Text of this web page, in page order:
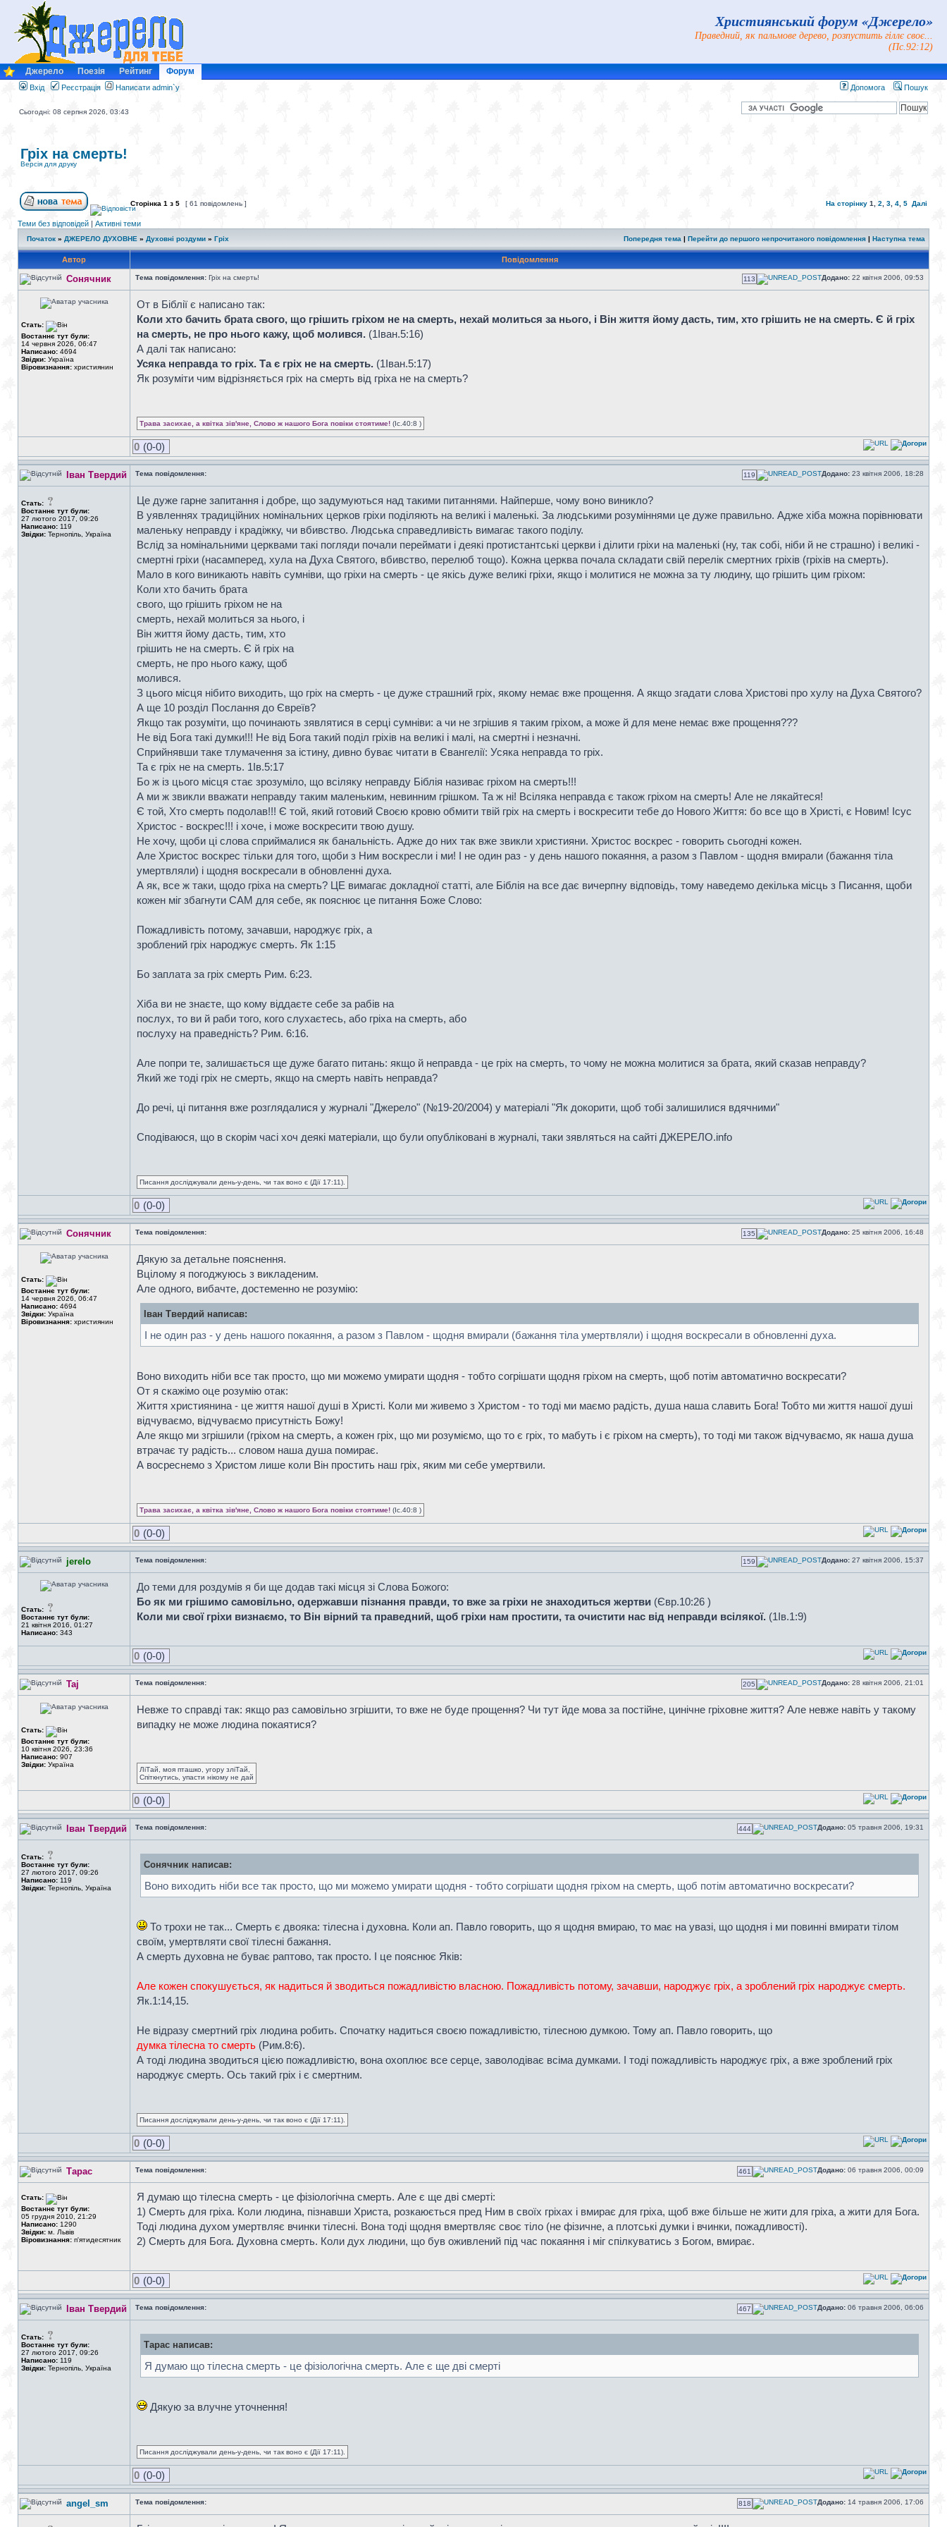
Християнський форум «Джерело»
Праведний, як пальмове дерево, розпустить гіллє своє...
(Пс.92:12)
Джерело Поезія Рейтинг Форум
Вхід Реєстрація Написати admin`у Допомога Пошук
Сьогодні: 08 серпня 2026, 03:43
Гріх на смерть!
Версія для друку
Сторінка 1 з 5 [ 61 повідомлень ] На сторінку 1 2 3 4 5 Далі
Теми без відповідей | Активні теми
Початок » ДЖЕРЕЛО ДУХОВНЕ » Духовні роздуми » Гріх Попередня тема | Перейти до першого непрочитаного повідомлення | Наступна тема
Автор Повідомлення
Сонячник Тема повідомлення: Гріх на смерть! 113 Додано: 22 квітня 2006, 09:53
Стать:
Востаннє тут були:
14 червня 2026, 06:47
Написано: 4694
Звідки: Україна
Віровизнання: християнин
От в Біблії є написано так:
Коли хто бачить брата свого, що грішить гріхом не на смерть, нехай молиться за нього, і Він життя йому дасть, тим, хто грішить не на смерть. Є й гріх
на смерть, не про нього кажу, щоб молився. (1Iван.5:16)
А далі так написано:
Усяка неправда то гріх. Та є гріх не на смерть. (1Iван.5:17)
Як розуміти чим відрізняється гріх на смерть від гріха не на смерть?
Трава засихає, а квітка зів'яне, Слово ж нашого Бога повіки стоятиме! (Іс.40:8 )
0 (0-0)
Іван Твердий Тема повідомлення: 119 Додано: 23 квітня 2006, 18:28
Стать:
Востаннє тут були:
27 лютого 2017, 09:26
Написано: 119
Звідки: Тернопіль, Україна
Це дуже гарне запитання і добре, що задумуються над такими питаннями. Найперше, чому воно виникло?
В уявленнях традиційних номінальних церков гріхи поділяють на великі і маленькі. За людськими розуміннями це дуже правильно. Адже хіба можна порівнювати
маленьку неправду і крадіжку, чи вбивство. Людська справедливість вимагає такого поділу.
Вслід за номінальними церквами такі погляди почали переймати і деякі протистантські церкви і ділити гріхи на маленькі (ну, так собі, ніби й не страшно) і великі -
смертні гріхи (насамперед, хула на Духа Святого, вбивство, перелюб тощо). Кожна церква почала складати свій перелік смертних гріхів (гріхів на смерть).
Мало в кого виникають навіть сумніви, що гріхи на смерть - це якісь дуже великі гріхи, якщо і молитися не можна за ту людину, що грішить цим гріхом:
Коли хто бачить брата
свого, що грішить гріхом не на
смерть, нехай молиться за нього, і
Він життя йому дасть, тим, хто
грішить не на смерть. Є й гріх на
смерть, не про нього кажу, щоб
молився.
З цього місця нібито виходить, що гріх на смерть - це дуже страшний гріх, якому немає вже прощення. А якщо згадати слова Христові про хулу на Духа Святого?
А ще 10 розділ Послання до Євреїв?
Якщо так розуміти, що починають зявлятися в серці сумніви: а чи не згрішив я таким гріхом, а може й для мене немає вже прощення???
Не від Бога такі думки!!! Не від Бога такий поділ гріхів на великі і малі, на смертні і незначні.
Сприйнявши таке тлумачення за істину, дивно буває читати в Євангелії: Усяка неправда то гріх.
Та є гріх не на смерть. 1Ів.5:17
Бо ж із цього місця стає зрозуміло, що всіляку неправду Біблія називає гріхом на смерть!!!
А ми ж звикли вважати неправду таким маленьким, невинним грішком. Та ж ні! Всіляка неправда є також гріхом на смерть! Але не лякайтеся!
Є той, Хто смерть подолав!!! Є той, який готовий Своєю кровю обмити твій гріх на смерть і воскресити тебе до Нового Життя: бо все що в Христі, є Новим! Ісус
Христос - воскрес!!! і хоче, і може воскресити твою душу.
Не хочу, щоби ці слова сприймалися як банальність. Адже до них так вже звикли християни. Христос воскрес - говорить сьогодні кожен.
Але Христос воскрес тільки для того, щоби з Ним воскресли і ми! І не один раз - у день нашого покаяння, а разом з Павлом - щодня вмирали (бажання тіла
умертвляли) і щодня воскресали в обновленні духа.
А як, все ж таки, щодо гріха на смерть? ЦЕ вимагає докладної статті, але Біблія на все дає вичерпну відповідь, тому наведемо декілька місць з Писання, щоби
кожен міг збагнути САМ для себе, як пояснює це питання Боже Слово:
Пожадливість потому, зачавши, народжує гріх, а
зроблений гріх народжує смерть. Як 1:15
Бо заплата за гріх смерть Рим. 6:23.
Хіба ви не знаєте, що кому віддаєте себе за рабів на
послух, то ви й раби того, кого слухаєтесь, або гріха на смерть, або
послуху на праведність? Рим. 6:16.
Але попри те, залишається ще дуже багато питань: якщо й неправда - це гріх на смерть, то чому не можна молитися за брата, який сказав неправду?
Який же тоді гріх не смерть, якщо на смерть навіть неправда?
До речі, ці питання вже розглядалися у журналі "Джерело" (№19-20/2004) у матеріалі "Як докорити, щоб тобі залишилися вдячними"
Сподіваюся, що в скорім часі хоч деякі матеріали, що були опубліковані в журналі, таки зявляться на сайті ДЖЕРЕЛО.info
Писання досліджували день-у-день, чи так воно є (Дії 17:11).
0 (0-0)
Сонячник Тема повідомлення: 135 Додано: 25 квітня 2006, 16:48
Стать:
Востаннє тут були:
14 червня 2026, 06:47
Написано: 4694
Звідки: Україна
Віровизнання: християнин
Дякую за детальне пояснення.
Вцілому я погоджуюсь з викладеним.
Але одного, вибачте, достеменно не розумію:
Іван Твердий написав:
І не один раз - у день нашого покаяння, а разом з Павлом - щодня вмирали (бажання тіла умертвляли) і щодня воскресали в обновленні духа.
Воно виходить ніби все так просто, що ми можемо умирати щодня - тобто согрішати щодня гріхом на смерть, щоб потім автоматично воскресати?
От я скажімо оце розумію отак:
Життя християнина - це життя нашої душі в Христі. Коли ми живемо з Христом - то тоді ми маємо радість, душа наша славить Бога! Тобто ми життя нашої душі
відчуваємо, відчуваємо присутність Божу!
Але якщо ми згрішили (гріхом на смерть, а кожен гріх, що ми розуміємо, що то є гріх, то мабуть і є гріхом на смерть), то тоді ми також відчуваємо, як наша душа
втрачає ту радість... словом наша душа помирає.
А восреснемо з Христом лише коли Він простить наш гріх, яким ми себе умертвили.
Трава засихає, а квітка зів'яне, Слово ж нашого Бога повіки стоятиме! (Іс.40:8 )
0 (0-0)
jerelo Тема повідомлення: 159 Додано: 27 квітня 2006, 15:37
Стать:
Востаннє тут були:
21 квітня 2016, 01:27
Написано: 343
До теми для роздумів я би ще додав такі місця зі Слова Божого:
Бо як ми грішимо самовільно, одержавши пізнання правди, то вже за гріхи не знаходиться жертви (Євр.10:26 )
Коли ми свої гріхи визнаємо, то Він вірний та праведний, щоб гріхи нам простити, та очистити нас від неправди всілякої. (1Ів.1:9)
0 (0-0)
Taj Тема повідомлення: 205 Додано: 28 квітня 2006, 21:01
Стать:
Востаннє тут були:
10 квітня 2026, 23:36
Написано: 907
Звідки: Україна
Невже то справді так: якщо раз самовільно згрішити, то вже не буде прощення? Чи тут йде мова за постійне, цинічне гріховне життя? Але невже навіть у такому
випадку не може людина покаятися?
ЛіТай, моя пташко, угору зліТай,
Спіткнутись, упасти нікому не дай
0 (0-0)
Іван Твердий Тема повідомлення: 444 Додано: 05 травня 2006, 19:31
Стать:
Востаннє тут були:
27 лютого 2017, 09:26
Написано: 119
Звідки: Тернопіль, Україна
Сонячник написав:
Воно виходить ніби все так просто, що ми можемо умирати щодня - тобто согрішати щодня гріхом на смерть, щоб потім автоматично воскресати?
То трохи не так... Смерть є двояка: тілесна і духовна. Коли ап. Павло говорить, що я щодня вмираю, то має на увазі, що щодня і ми повинні вмирати тілом
своїм, умертвляти свої тілесні бажання.
А смерть духовна не буває раптово, так просто. І це пояснює Яків:
Але кожен спокушується, як надиться й зводиться пожадливістю власною. Пожадливість потому, зачавши, народжує гріх, а зроблений гріх народжує смерть.
Як.1:14,15.
Не відразу смертний гріх людина робить. Спочатку надиться своєю пожадливістю, тілесною думкою. Тому ап. Павло говорить, що
думка тілесна то смерть (Рим.8:6).
А тоді людина зводиться цією пожадливістю, вона охоплює все серце, заволодіває всіма думками. І тоді пожадливість народжує гріх, а вже зроблений гріх
народжує смерть. Ось такий гріх і є смертним.
Писання досліджували день-у-день, чи так воно є (Дії 17:11).
0 (0-0)
Тарас Тема повідомлення: 461 Додано: 06 травня 2006, 00:09
Стать:
Востаннє тут були:
05 грудня 2010, 21:29
Написано: 1290
Звідки: м. Львів
Віровизнання: п'ятидесятник
Я думаю що тілесна смерть - це фізіологічна смерть. Але є ще дві смерті:
1) Смерть для гріха. Коли людина, пізнавши Христа, розкаюється пред Ним в своїх гріхах і вмирає для гріха, щоб вже більше не жити для гріха, а жити для Бога.
Тоді людина духом умертвляє вчинки тілесні. Вона тоді щодня вмертвляє своє тіло (не фізичне, а плотські думки і вчинки, пожадливості).
2) Смерть для Бога. Духовна смерть. Коли дух людини, що був оживлений під час покаяння і міг спілкуватись з Богом, вмирає.
0 (0-0)
Іван Твердий Тема повідомлення: 467 Додано: 06 травня 2006, 06:06
Стать:
Востаннє тут були:
27 лютого 2017, 09:26
Написано: 119
Звідки: Тернопіль, Україна
Тарас написав:
Я думаю що тілесна смерть - це фізіологічна смерть. Але є ще дві смерті
Дякую за влучне уточнення!
Писання досліджували день-у-день, чи так воно є (Дії 17:11).
0 (0-0)
angel_sm Тема повідомлення: 818 Додано: 14 травня 2006, 17:06